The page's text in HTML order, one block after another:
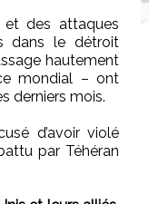
et des attaques
dans le détroit
hautement
mondial – ont
derniers mois.
d’avoir violé
par Téhéran